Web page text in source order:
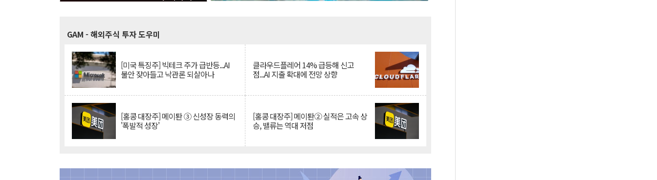
GAM - 해외주식 투자 도우미
[미국 특징주] 빅테크 주가 급반등...AI
불안 잦아들고 낙관론 되살아나
클라우드플레어 14% 급등해 신고
점...AI 지출 확대에 전망 상향
[홍콩 대장주] 메이퇀 ③ 신성장 동력의
'폭발적 성장'
[홍콩 대장주] 메이퇀② 실적은 고속 상
승, 밸류는 역대 저점